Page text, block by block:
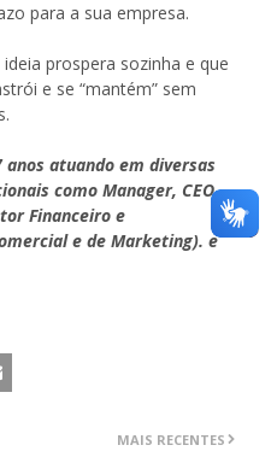
para a sua empresa.
prospera sozinha e que
e se “mantém” sem
atuando em diversas
como Manager, CEO
Financeiro e
e de Marketing). e
MAIS RECENTES